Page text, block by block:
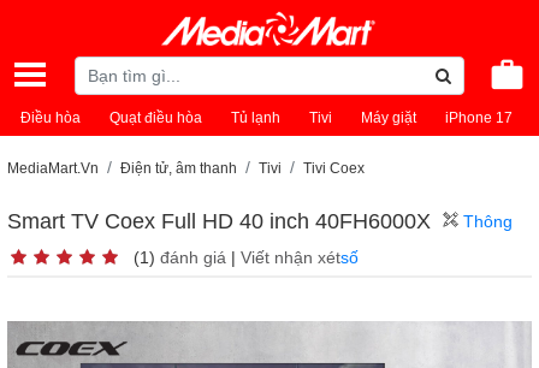
Điều hòa Quạt điều hòa Tủ lạnh Tivi Máy giặt iPhone 17
MediaMart.Vn Điện tử, âm thanh Tivi Tivi Coex
Smart TV Coex Full HD 40 inch 40FH6000X
(1) đánh giá | Viết nhận xét
Thông
số